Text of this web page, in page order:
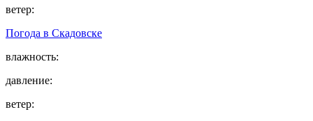
ветер:
Погода в Скадовске
влажность:
давление:
ветер: